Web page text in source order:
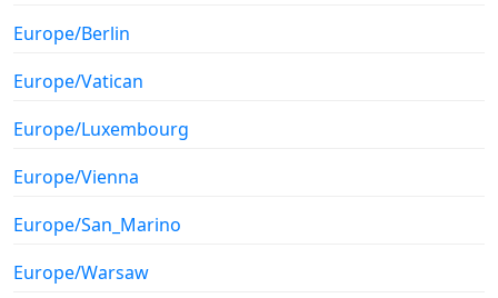
Europe/Berlin
Europe/Vatican
Europe/Luxembourg
Europe/Vienna
Europe/San_Marino
Europe/Warsaw